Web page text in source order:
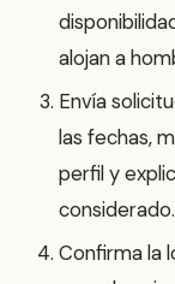
alojan a
Envía
las fechas,
perfil y
considerado.
Confirma la